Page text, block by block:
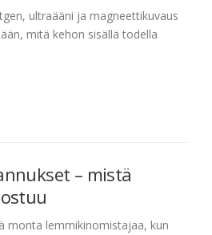
ultraääni ja magneettikuvaus
mitä kehon sisällä todella
– mistä
monta lemmikinomistajaa, kun